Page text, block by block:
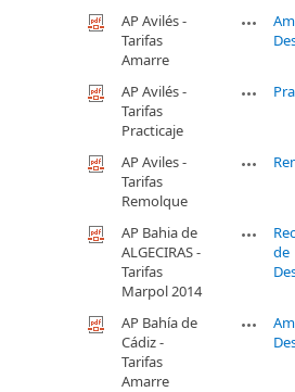
AP Avilés -
Tarifas
Amarre
AP Avilés -
Tarifas
Practicaje
AP Aviles -
Tarifas
Remolque
AP Bahia de
ALGECIRAS -
Tarifas
Marpol 2014
de
AP Bahía de
Cádiz -
Tarifas
Amarre